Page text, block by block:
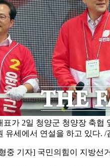
표가 2일 청양군 청양장 축협
유세에서 연설을 하고 있다. /
중 기자] 국민의힘이 지방선